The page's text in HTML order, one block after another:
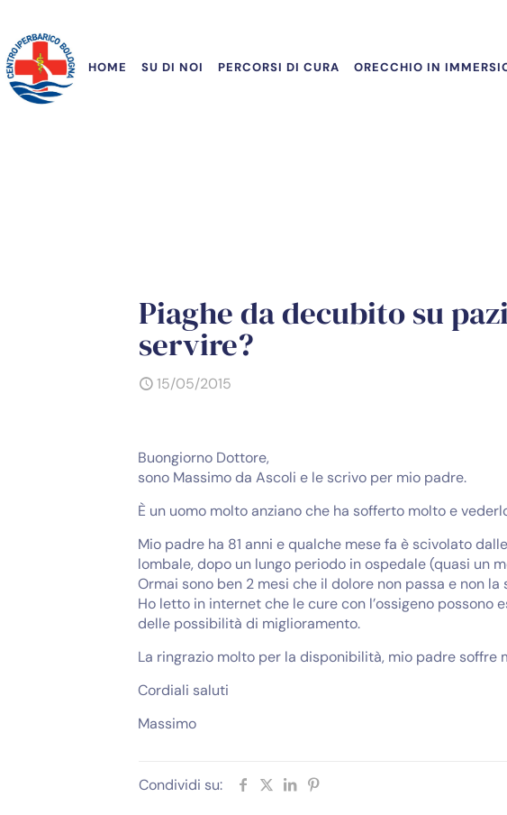
HOME SU DI NOI PERCORSI DI CURA ORECCHIO IN
Piaghe da decubito su
servire?
15/05/2015
Buongiorno Dottore,
sono Massimo da Ascoli e le scrivo per mio padre.
È un uomo molto anziano che ha sofferto molto e
Mio padre ha 81 anni e qualche mese fa è scivolato
lombale, dopo un lungo periodo in ospedale (quasi un
Ormai sono ben 2 mesi che il dolore non passa e non la
Ho letto in internet che le cure con l’ossigeno
delle possibilità di miglioramento.
La ringrazio molto per la disponibilità, mio padre soffre
Cordiali saluti
Massimo
Condividi su: